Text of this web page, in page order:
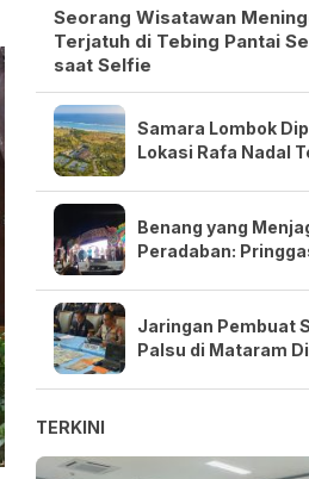
Seorang Wisatawan
Terjatuh di Tebing Pantai
saat Selfie
Samara Lombok
Lokasi Rafa Nadal
Benang yang
Peradaban:
Jaringan Pembuat
Palsu di Mataram
TERKINI